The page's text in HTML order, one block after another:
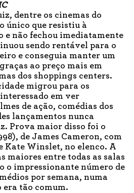
dentre os cinemas do
único que resistiu à
e não fechou imediatamente
sendo rentável para o
e conseguia manter um
ao preço mais em
dos shoppings centers.
migrou para os
em ver
de ação, comédias dos
lançamentos nunca
Prova maior disso foi o
de James Cameron, com
Kate Winslet, no elenco. A
maiores entre todas as salas
o impressionante número de
por semana, numa
era tão comum.